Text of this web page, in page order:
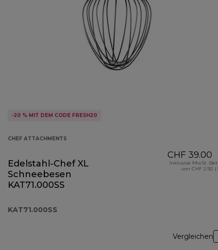
-20 % MIT DEM CODE FRESH20
CHEF ATTACHMENTS
Edelstahl-Chef XL
Schneebesen
KAT71.000SS
KAT71.000SS
CHF 39.00
Inklusive MwSt.-
von CHF 2.92 (
Vergleichen